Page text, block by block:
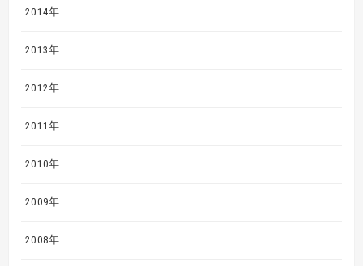
2014年
2013年
2012年
2011年
2010年
2009年
2008年